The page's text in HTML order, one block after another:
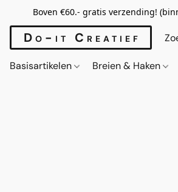
Boven €60.- gratis verzending!
Do-it Creatief
Basisartikelen Breien & Haken